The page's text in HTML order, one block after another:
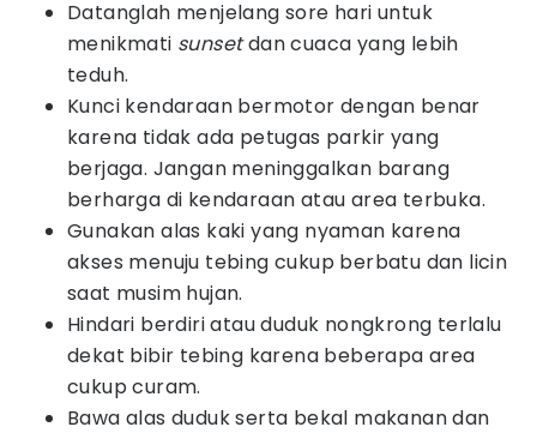
Datanglah menjelang sore hari untuk
menikmati sunsetdan cuaca yang lebih
teduh.
Kunci kendaraan bermotor dengan benar
karena tidak ada petugas parkir yang
berjaga. Jangan meninggalkan barang
berharga di kendaraan atau area terbuka.
Gunakan alas kaki yang nyaman karena
akses menuju tebing cukup berbatu dan licin
saat musim hujan.
Hindari berdiri atau duduk nongkrong terlalu
dekat bibir tebing karena beberapa area
cukup curam.
Bawa alas duduk serta bekal makanan dan